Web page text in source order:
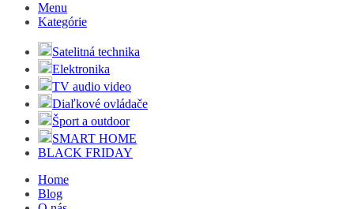
Menu
Kategórie
Satelitná technika
Elektronika
TV audio video
Diaľkové ovládače
Šport a outdoor
SMART HOME
BLACK FRIDAY
Home
Blog